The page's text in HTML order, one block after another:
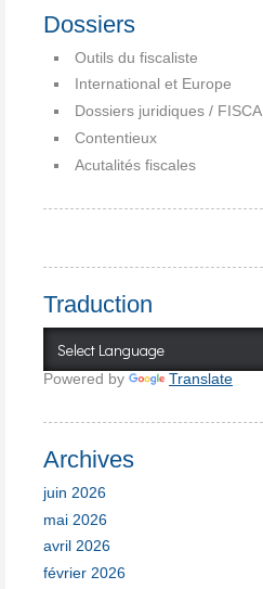
Dossiers
Outils du fiscaliste
International et Europe
Dossiers juridiques / FISCA
Contentieux
Acutalités fiscales
Traduction
Powered by Translate
Archives
juin 2026
mai 2026
avril 2026
février 2026